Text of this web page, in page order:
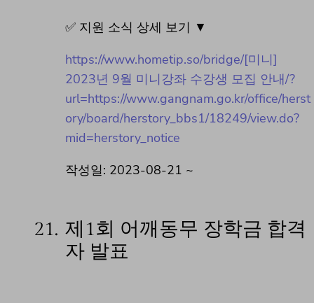
✅ 지원 소식 상세 보기 ▼
https://www.hometip.so/bridge/[미니]
2023년 9월 미니강좌 수강생 모집 안내/?
url=https://www.gangnam.go.kr/office/herst
ory/board/herstory_bbs1/18249/view.do?
mid=herstory_notice
작성일: 2023-08-21 ~
21. 제1회 어깨동무 장학금 합격
자 발표